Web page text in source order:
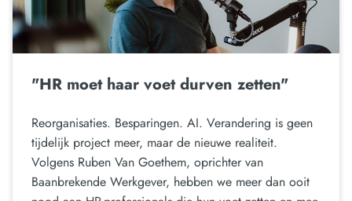
"HR moet haar voet durven zetten"
Reorganisaties. Besparingen. AI. Verandering is geen
tijdelijk project meer, maar de nieuwe realiteit.
Volgens Ruben Van Goethem, oprichter van
Baanbrekende Werkgever, hebben we meer dan ooit